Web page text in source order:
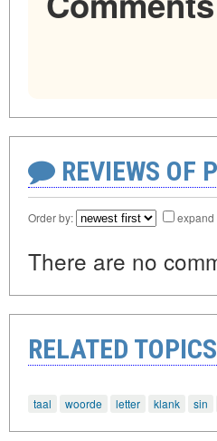
REVIEWS OF
Order by: expand
There are no
RELATED TOPICS
taal woorde letter klank sin